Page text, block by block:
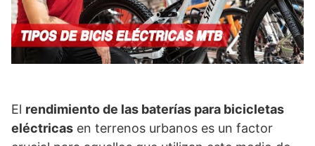
El rendimiento de las baterías para bicicletas
eléctricas en terrenos urbanos es un factor